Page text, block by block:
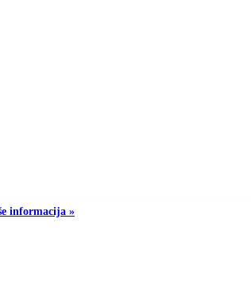
informacija »